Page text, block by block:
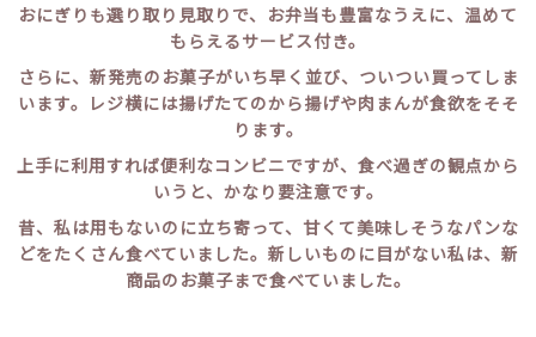
おにぎり も選り取り見取りで、お弁当も豊富なうえに、温めて
もらえるサービス付き。
さらに、新発売のお菓子がいち早く並び、ついつい買ってしま
います。レジ横には揚げたてのから揚げや肉まんが食欲をそそ
ります。
上手に利用すれば便利なコンビニですが、食べ過ぎの観点から
いうと、かなり要注意です。
昔、私は用もないのに立ち寄って、甘くて美味しそうなパンな
どをたくさん食べていました。新しいものに目がない私は、新
商品のお菓子まで食べていました。